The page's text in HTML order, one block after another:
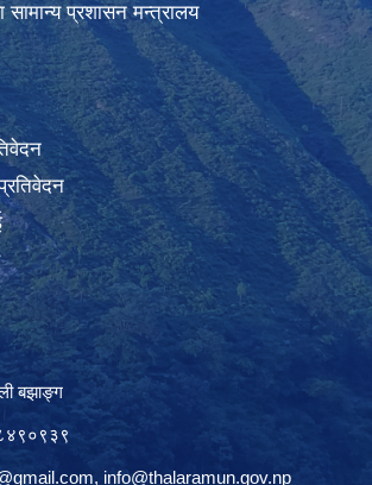
सामान्य प्रशासन मन्त्रालय
बझाङ्ग
, info@thalaramun.gov.np